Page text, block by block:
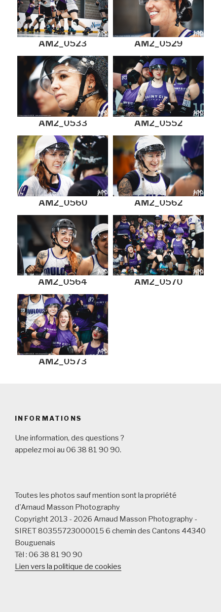
AM2_0523 AM2_0529
AM2_0533 AM2_0552
AM2_0560 AM2_0562
AM2_0564 AM2_0570
AM2_0573
INFORMATIONS
Une information, des questions ?
appelez moi au 06 38 81 90 90.
Toutes les photos sauf mention sont la propriété
d'Arnaud Masson Photography
Copyright 2013 - 2026 Arnaud Masson Photography -
SIRET 80355723000015 6 chemin des Cantons 44340
Bouguenais
Tèl : 06 38 81 90 90
Lien vers la politique de cookies